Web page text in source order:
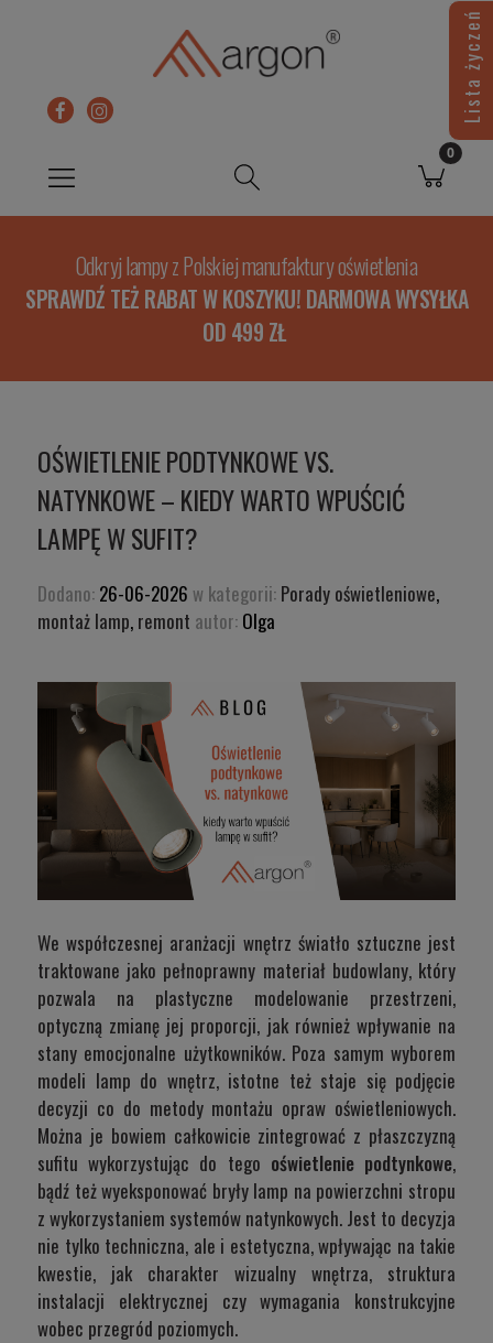
Odkryj lampy z Polskiej manufaktury oświetlenia
SPRAWDŹ TEŻ RABAT W KOSZYKU! DARMOWA WYSYŁKA
OD 499 ZŁ
OŚWIETLENIE PODTYNKOWE VS.
NATYNKOWE – KIEDY WARTO WPUŚCIĆ
LAMPĘ W SUFIT?
Dodano: 26-06-2026 w kategorii: Porady oświetleniowe,
montaż lamp, remont autor: Olga
We współczesnej aranżacji wnętrz światło sztuczne jest
traktowane jako pełnoprawny materiał budowlany, który
pozwala na plastyczne modelowanie przestrzeni,
optyczną zmianę jej proporcji, jak również wpływanie na
stany emocjonalne użytkowników. Poza samym wyborem
modeli lamp do wnętrz, istotne też staje się podjęcie
decyzji co do metody montażu opraw oświetleniowych.
Można je bowiem całkowicie zintegrować z płaszczyzną
sufitu wykorzystując do tego oświetlenie podtynkowe,
bądź też wyeksponować bryły lamp na powierzchni stropu
z wykorzystaniem systemów natynkowych. Jest to decyzja
nie tylko techniczna, ale i estetyczna, wpływając na takie
kwestie, jak charakter wizualny wnętrza, struktura
instalacji elektrycznej czy wymagania konstrukcyjne
wobec przegród poziomych.
Lista życzeń